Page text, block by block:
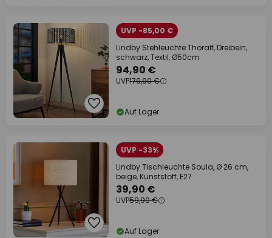
UVP -85,00 €
Lindby Stehleuchte Thoralf, Dreibein,
schwarz, Textil, Ø50cm
94,90 €
UVP179,90 €
Auf Lager
UVP -33%
Lindby Tischleuchte Soula, Ø 26 cm,
beige, Kunststoff, E27
39,90 €
UVP59,90 €
Auf Lager